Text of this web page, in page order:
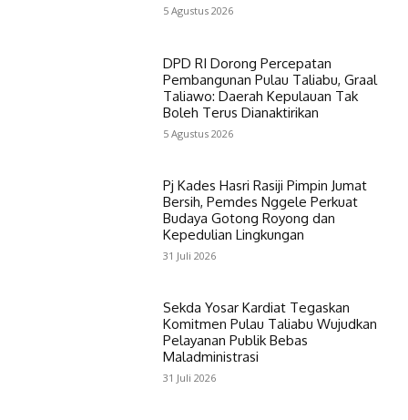
5 Agustus 2026
DPD RI Dorong Percepatan
Pembangunan Pulau Taliabu, Graal
Taliawo: Daerah Kepulauan Tak
Boleh Terus Dianaktirikan
5 Agustus 2026
Pj Kades Hasri Rasiji Pimpin Jumat
Bersih, Pemdes Nggele Perkuat
Budaya Gotong Royong dan
Kepedulian Lingkungan
31 Juli 2026
Sekda Yosar Kardiat Tegaskan
Komitmen Pulau Taliabu Wujudkan
Pelayanan Publik Bebas
Maladministrasi
31 Juli 2026